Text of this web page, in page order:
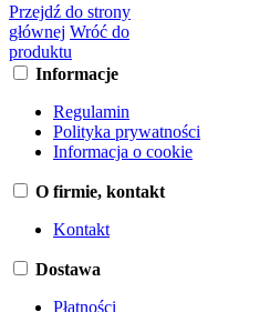
Przejdź do strony
głównej Wróć do
produktu
Informacje
Regulamin
Polityka prywatności
Informacja o cookie
O firmie, kontakt
Kontakt
Dostawa
Płatności